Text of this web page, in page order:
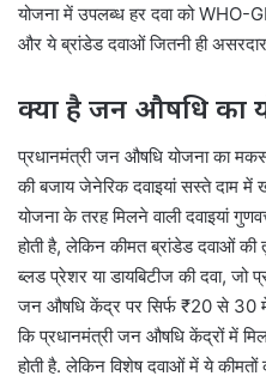
योजना में उपलब्ध हर दवा को WHO-
और ये ब्रांडेड दवाओं जितनी ही असरदार
क्या है जन औषधि का
प्रधानमंत्री जन औषधि योजना का
की बजाय जेनेरिक दवाइयां सस्ते दाम
योजना के तरह मिलने वाली दवाइयां
होती है, लेकिन कीमत ब्रांडेड दवाओं
ब्लड प्रेशर या डायबिटीज की दवा, जो
जन औषधि केंद्र पर सिर्फ ₹20 से 30
कि प्रधानमंत्री जन औषधि केंद्रों में
होती है. लेकिन विशेष दवाओं में ये